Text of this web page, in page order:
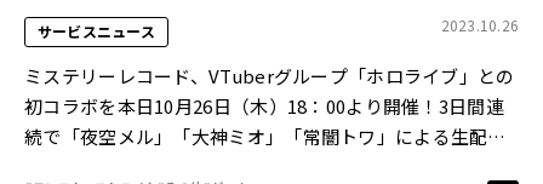
サービスニュース 2023.10.26
ミステリーレコード、VTuberグループ「ホロライブ」との
初コラボを本日10月26日（木）18：00より開催！3日間連
続で「夜空メル」「大神ミオ」「常闇トワ」による生配信